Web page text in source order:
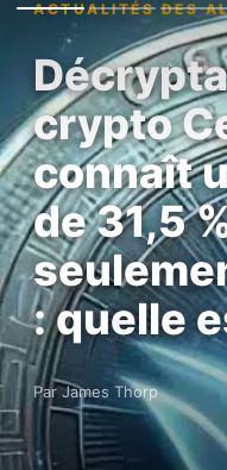
ACTUALITÉS DES
crypto
connaît
de 31,5
: quelle
Par James Thorp